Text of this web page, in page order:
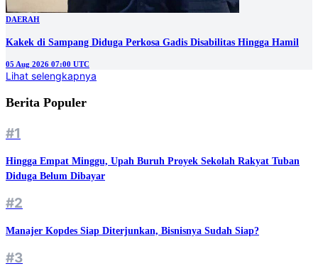
DAERAH
Kakek di Sampang Diduga Perkosa Gadis Disabilitas Hingga Hamil
05 Aug 2026 07:00 UTC
Lihat selengkapnya
Berita Populer
#1
Hingga Empat Minggu, Upah Buruh Proyek Sekolah Rakyat Tuban
Diduga Belum Dibayar
#2
Manajer Kopdes Siap Diterjunkan, Bisnisnya Sudah Siap?
#3